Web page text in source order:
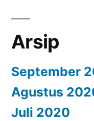
Arsip
September
Agustus
Juli 2020